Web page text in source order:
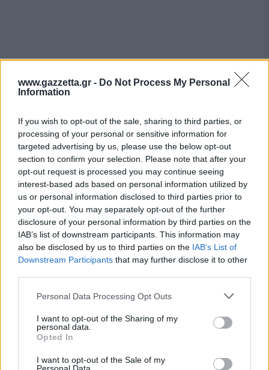
www.gazzetta.gr - Do Not Process My Personal
Information
If you wish to opt-out of the sale, sharing to third parties, or
processing of your personal or sensitive information for
targeted advertising by us, please use the below opt-out
section to confirm your selection. Please note that after your
opt-out request is processed you may continue seeing
interest-based ads based on personal information utilized by
us or personal information disclosed to third parties prior to
your opt-out. You may separately opt-out of the further
disclosure of your personal information by third parties on the
IAB’s list of downstream participants. This information may
also be disclosed by us to third parties on the IAB’s List of
Downstream Participants that may further disclose it to other
Please note that this website/app uses one or more Google
not limited to your visit or usage behaviour. You may click to
grant or deny consent to Google and its third-party tags to
use your data for below specified purposes in below Google
consent section.
Personal Data Processing Opt Outs
I want to opt-out of the Sharing of my
personal data.
Opted In
I want to opt-out of the Sale of my